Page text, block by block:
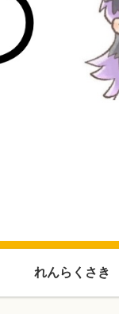
れんらくさき